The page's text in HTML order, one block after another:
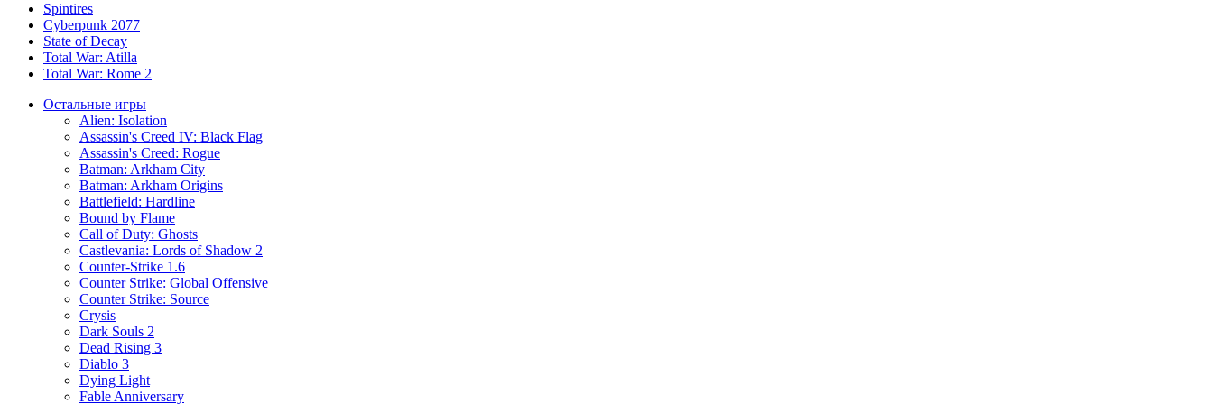
Spintires
Cyberpunk 2077
State of Decay
Total War: Atilla
Total War: Rome 2
Остальные игры
Alien: Isolation
Assassin's Creed IV: Black Flag
Assassin's Creed: Rogue
Batman: Arkham City
Batman: Arkham Origins
Battlefield: Hardline
Bound by Flame
Call of Duty: Ghosts
Castlevania: Lords of Shadow 2
Counter-Strike 1.6
Counter Strike: Global Offensive
Counter Strike: Source
Crysis
Dark Souls 2
Dead Rising 3
Diablo 3
Dying Light
Fable Anniversary